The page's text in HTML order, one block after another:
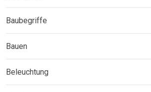
Baubegriffe
Bauen
Beleuchtung